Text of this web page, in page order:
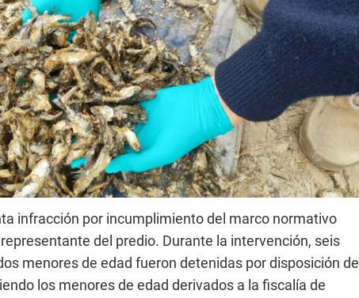
infracción por incumplimiento del marco normativo
del predio. Durante la intervención, seis
menores de edad fueron detenidas por disposición del
los menores de edad derivados a la fiscalía de